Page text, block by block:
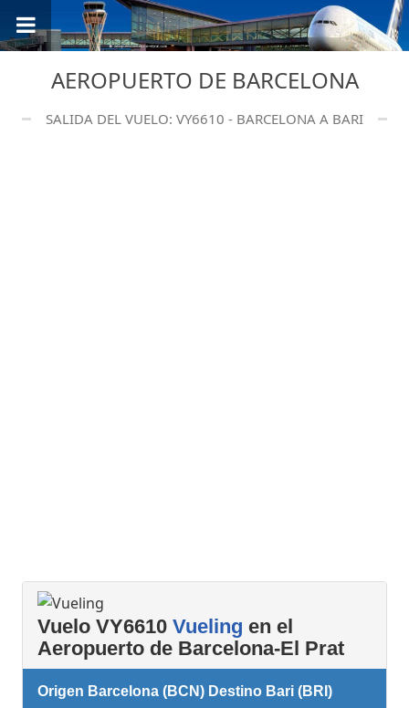
AEROPUERTO DE BARCELONA
SALIDA DEL VUELO: VY6610 - BARCELONA A BARI
Vuelo VY6610 Vueling en el
Aeropuerto de Barcelona-El Prat
Origen Barcelona (BCN) Destino Bari (BRI)